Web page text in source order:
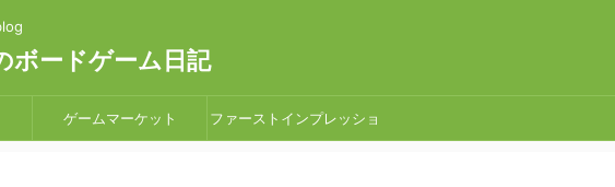
ボードゲーム日記
ゲームマーケット ファーストインプレッショ